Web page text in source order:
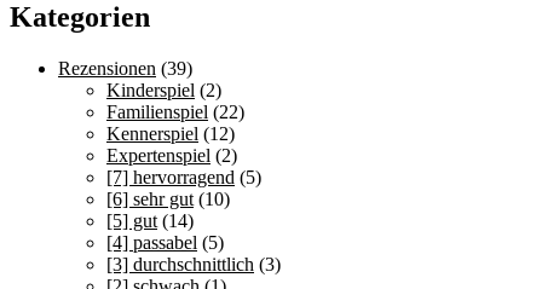
Kategorien
Rezensionen (39)
Kinderspiel (2)
Familienspiel (22)
Kennerspiel (12)
Expertenspiel (2)
[7] hervorragend (5)
[6] sehr gut (10)
[5] gut (14)
[4] passabel (5)
[3] durchschnittlich (3)